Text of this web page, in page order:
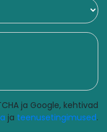
ja Google, kehtivad
ja teenusetingimused.